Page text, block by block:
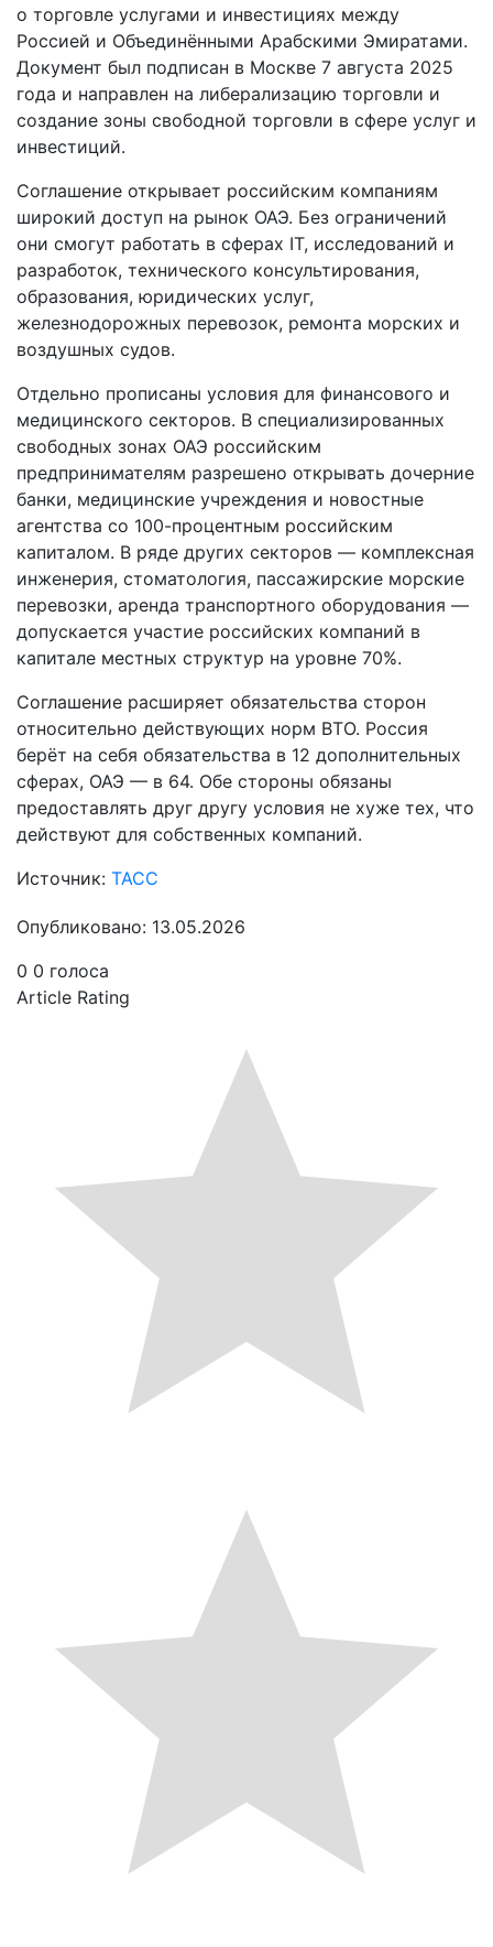
о торговле услугами и инвестициях между
Россией и Объединёнными Арабскими Эмиратами.
Документ был подписан в Москве 7 августа 2025
года и направлен на либерализацию торговли и
создание зоны свободной торговли в сфере услуг и
инвестиций.
Соглашение открывает российским компаниям
широкий доступ на рынок ОАЭ. Без ограничений
они смогут работать в сферах IT, исследований и
разработок, технического консультирования,
образования, юридических услуг,
железнодорожных перевозок, ремонта морских и
воздушных судов.
Отдельно прописаны условия для финансового и
медицинского секторов. В специализированных
свободных зонах ОАЭ российским
предпринимателям разрешено открывать дочерние
банки, медицинские учреждения и новостные
агентства со 100-процентным российским
капиталом. В ряде других секторов — комплексная
инженерия, стоматология, пассажирские морские
перевозки, аренда транспортного оборудования —
допускается участие российских компаний в
капитале местных структур на уровне 70%.
Соглашение расширяет обязательства сторон
относительно действующих норм ВТО. Россия
берёт на себя обязательства в 12 дополнительных
сферах, ОАЭ — в 64. Обе стороны обязаны
предоставлять друг другу условия не хуже тех, что
действуют для собственных компаний.
Источник: ТАСС
Опубликовано: 13.05.2026
0 0 голоса
Article Rating